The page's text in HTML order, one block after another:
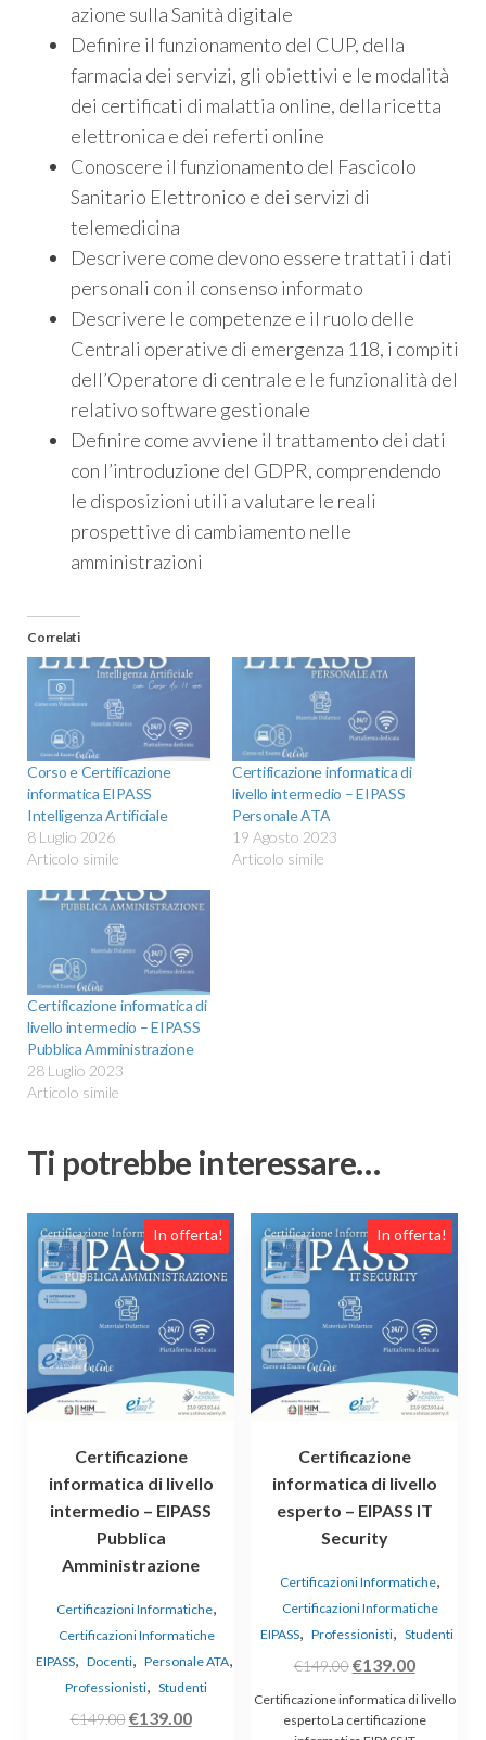
azione sulla Sanità digitale
Definire il funzionamento del CUP, della
farmacia dei servizi, gli obiettivi e le modalità
dei certificati di malattia online, della ricetta
elettronica e dei referti online
Conoscere il funzionamento del Fascicolo
Sanitario Elettronico e dei servizi di
telemedicina
Descrivere come devono essere trattati i dati
personali con il consenso informato
Descrivere le competenze e il ruolo delle
Centrali operative di emergenza 118, i compiti
dell’Operatore di centrale e le funzionalità del
relativo software gestionale
Definire come avviene il trattamento dei dati
con l’introduzione del GDPR, comprendendo
le disposizioni utili a valutare le reali
prospettive di cambiamento nelle
amministrazioni
Correlati
Corso e Certificazione
informatica EIPASS
Intelligenza Artificiale
8 Luglio 2026
Articolo simile
Certificazione informatica di
livello intermedio – EIPASS
Personale ATA
19 Agosto 2023
Articolo simile
Certificazione informatica di
livello intermedio – EIPASS
Pubblica Amministrazione
28 Luglio 2023
Articolo simile
Ti potrebbe interessare…
In offerta!
Certificazione
informatica di livello
intermedio – EIPASS
Pubblica
Amministrazione
Certificazioni Informatiche,
Certificazioni Informatiche
EIPASS, Docenti, Personale ATA,
Professionisti, Studenti
€149.00 Il
€139.00Il
In offerta!
Certificazione
informatica di livello
esperto – EIPASS IT
Security
Certificazioni Informatiche,
Certificazioni Informatiche
EIPASS, Professionisti, Studenti
€149.00Il
prezzo
originale
€139.00Il
prezzo
attuale
Certificazione informatica di livello
esperto La certificazione